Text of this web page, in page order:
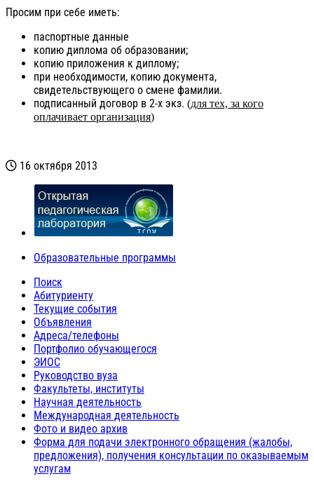
Просим при себе иметь:
паспортные данные
копию диплома об образовании;
копию приложения к диплому;
при необходимости, копию документа,
свидетельствующего о смене фамилии.
подписанный договор в 2-х экз. (для тех, за кого
оплачивает организация)
16 октября 2013
Образовательные программы
Поиск
Абитуриенту
Текущие события
Объявления
Адреса/телефоны
Портфолио обучающегося
ЭИОС
Руководство вуза
Факультеты, институты
Научная деятельность
Международная деятельность
Фото и видео архив
Форма для подачи электронного обращения (жалобы,
предложения), получения консультации по оказываемым
услугам